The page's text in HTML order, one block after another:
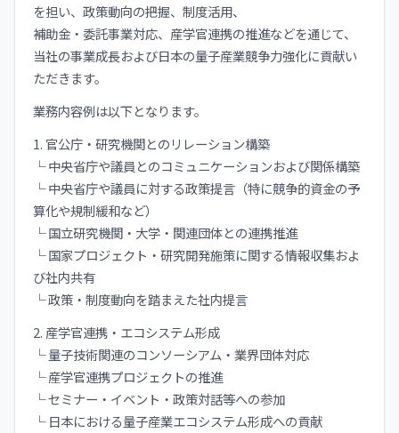
を担い、政策動向の把握、制度活用、
補助金・委託事業対応、産学官連携の推進などを通じて、
当社の事業成長および日本の量子産業競争力強化に貢献い
ただきます。
業務内容例は以下となります。
1. 官公庁・研究機関とのリレーション構築
└ 中央省庁や議員とのコミュニケーションおよび関係構築
└ 中央省庁や議員に対する政策提言（特に競争的資金の予
算化や規制緩和など）
└ 国立研究機関・大学・関連団体との連携推進
└ 国家プロジェクト・研究開発施策に関する情報収集およ
び社内共有
└ 政策・制度動向を踏まえた社内提言
2. 産学官連携・エコシステム形成
└ 量子技術関連のコンソーシアム・業界団体対応
└ 産学官連携プロジェクトの推進
└ セミナー・イベント・政策対話等への参加
└ 日本における量子産業エコシステム形成への貢献